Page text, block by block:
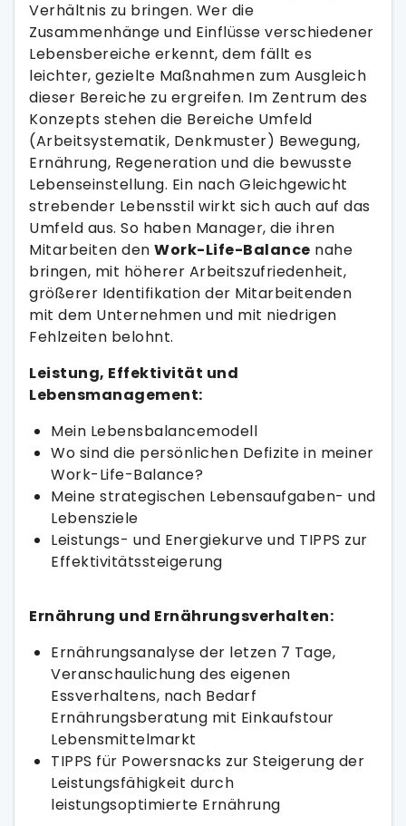
Verhältnis zu bringen. Wer die
Zusammenhänge und Einflüsse verschiedener
Lebensbereiche erkennt, dem fällt es
leichter, gezielte Maßnahmen zum Ausgleich
dieser Bereiche zu ergreifen. Im Zentrum des
Konzepts stehen die Bereiche Umfeld
(Arbeitsystematik, Denkmuster) Bewegung,
Ernährung, Regeneration und die bewusste
Lebenseinstellung. Ein nach Gleichgewicht
strebender Lebensstil wirkt sich auch auf das
Umfeld aus. So haben Manager, die ihren
Mitarbeiten den Work-Life-Balance nahe
bringen, mit höherer Arbeitszufriedenheit,
größerer Identifikation der Mitarbeitenden
mit dem Unternehmen und mit niedrigen
Fehlzeiten belohnt.
Leistung, Effektivität und
Lebensmanagement:
Mein Lebensbalancemodell
Wo sind die persönlichen Defizite in meiner
Work-Life-Balance?
Meine strategischen Lebensaufgaben- und
Lebensziele
Leistungs- und Energiekurve und TIPPS zur
Effektivitätssteigerung
Ernährung und Ernährungsverhalten:
Ernährungsanalyse der letzen 7 Tage,
Veranschaulichung des eigenen
Essverhaltens, nach Bedarf
Ernährungsberatung mit Einkaufstour
Lebensmittelmarkt
TIPPS für Powersnacks zur Steigerung der
Leistungsfähigkeit durch
leistungsoptimierte Ernährung